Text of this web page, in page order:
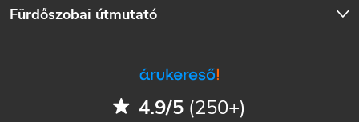
Fürdőszobai útmutató
4.9/5 (250+)